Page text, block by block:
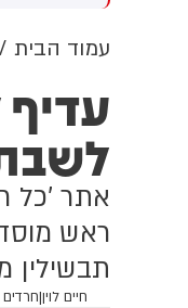
רפואי בזירהעמוד הבית
אתר 'כל
ראש
חיים לוין|חרדים